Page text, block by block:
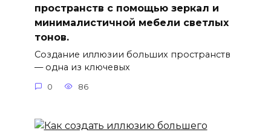
пространств с помощью зеркал и
минималистичной мебели светлых
тонов.
Создание иллюзии больших пространств
— одна из ключевых
0 86